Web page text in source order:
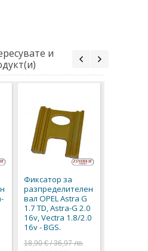
и
Фиксатор за
разпределителен
вал OPEL Astra G
1.7 TD, Astra-G 2.0
16v, Vectra 1.8/2.0
16v - BGS.
18,90 € / 36,97 лв.